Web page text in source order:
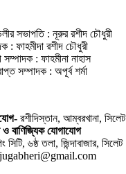
সভাপতি : নূরুর রশীদ চৌধুরী
: ফাহমীদা রশীদ চৌধুরী
সম্পাদক : ফাহমীনা নাহাস
সম্পাদক : অপূর্ব শর্মা
রশীদিস্তান, আম্বরখানা, সিলেট
ও বাণিজ্যিক যোগাযােগ
সিটি, ৬ষ্ঠ তলা, জিন্দাবাজার, সিলেট